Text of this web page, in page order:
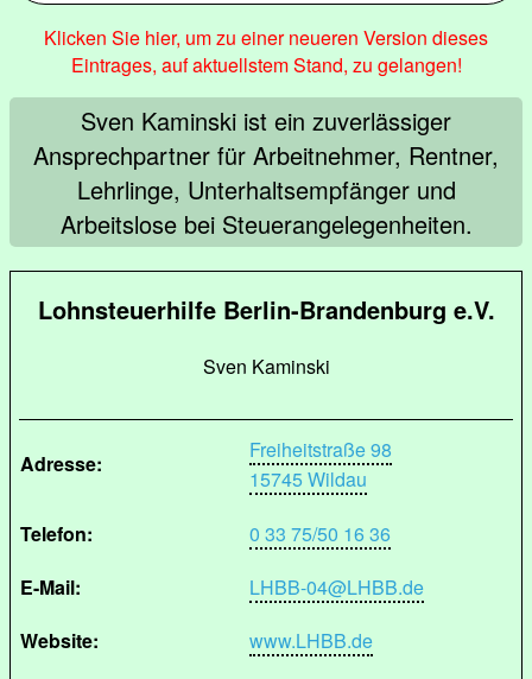
Klicken Sie hier, um zu einer neueren Version dieses
Eintrages, auf aktuellstem Stand, zu gelangen!
Sven Kaminski ist ein zuverlässiger
Ansprechpartner für Arbeitnehmer, Rentner,
Lehrlinge, Unterhaltsempfänger und
Arbeitslose bei Steuerangelegenheiten.
Lohnsteuerhilfe Berlin-Brandenburg e.V.
Sven Kaminski
Adresse:
Freiheitstraße 98
15745 Wildau
Telefon:
0 33 75/50 16 36
E-Mail:
LHBB-04@LHBB.de
Website:
www.LHBB.de